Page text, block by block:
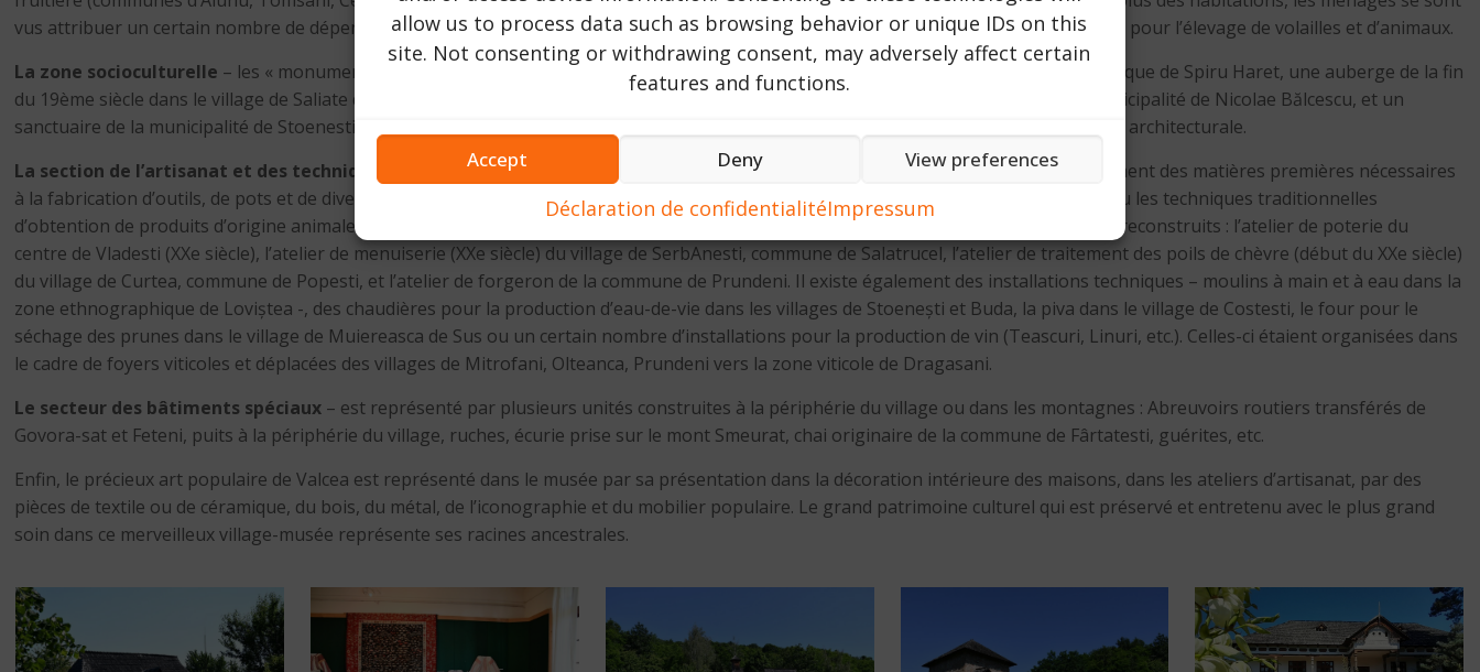
allow us to process data such as browsing behavior or unique IDs on this
site. Not consenting or withdrawing consent, may adversely affect certain
features and functions.
Accept Deny View preferences
Déclaration de confidentialitéImpressum
vus attribuer un certain nombre de dépendances : hangars, écuries, greniers à foin, étables pour le stockage des produits agricoles ou pour l’élevage de volailles et d’animaux.
La zone socioculturelle – les « monuments d’utilité publique » représente une école primaire rurale du début du 20ème siècle de l’époque de Spiru Haret, une auberge de la fin
du 19ème siècle dans le village de Saliate dans la municipalité de Malaia, une église en bois construite en 1785 et transférée par la municipalité de Nicolae Bălcescu, et un
sanctuaire de la municipalité de Stoenesti. À l’avenir, cette zone sera complétée par une mairie rurale et d’autres destinations de valeur architecturale.
La section de l’artisanat et des techniques populaires– La section de l’artisanat présente les méthodes et les techniques de traitement des matières premières nécessaires
à la fabrication d’outils, de pots et de divers articles ménagers, ainsi que les méthodes de traitement des fibres végétales et animales ou les techniques traditionnelles
d’obtention de produits d’origine animale et végétale. Au sein du musée, un certain nombre d’ateliers artisanaux ont été transférés et reconstruits : l’atelier de poterie du
centre de Vladesti (XXe siècle), l’atelier de menuiserie (XXe siècle) du village de SerbAnesti, commune de Salatrucel, l’atelier de traitement des poils de chèvre (début du XXe siècle)
du village de Curtea, commune de Popesti, et l’atelier de forgeron de la commune de Prundeni. Il existe également des installations techniques – moulins à main et à eau dans la
zone ethnographique de Loviștea -, des chaudières pour la production d’eau-de-vie dans les villages de Stoenești et Buda, la piva dans le village de Costesti, le four pour le
séchage des prunes dans le village de Muiereasca de Sus ou un certain nombre d’installations pour la production de vin (Teascuri, Linuri, etc.). Celles-ci étaient organisées dans
le cadre de foyers viticoles et déplacées des villages de Mitrofani, Olteanca, Prundeni vers la zone viticole de Dragasani.
Le secteur des bâtiments spéciaux – est représenté par plusieurs unités construites à la périphérie du village ou dans les montagnes : Abreuvoirs routiers transférés de
Govora-sat et Feteni, puits à la périphérie du village, ruches, écurie prise sur le mont Smeurat, chai originaire de la commune de Fârtatesti, guérites, etc.
Enfin, le précieux art populaire de Valcea est représenté dans le musée par sa présentation dans la décoration intérieure des maisons, dans les ateliers d’artisanat, par des
pièces de textile ou de céramique, du bois, du métal, de l’iconographie et du mobilier populaire. Le grand patrimoine culturel qui est préservé et entretenu avec le plus grand
soin dans ce merveilleux village-musée représente ses racines ancestrales.